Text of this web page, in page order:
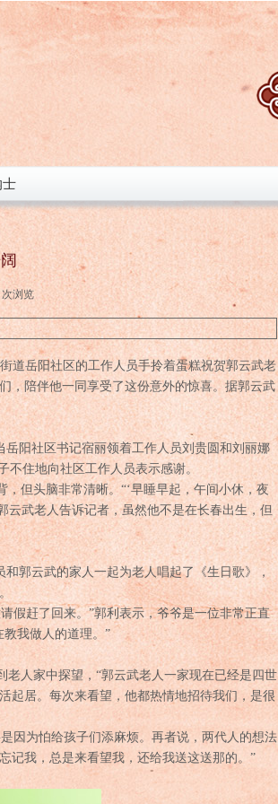
士
次浏览 |
岳阳社区的工作人员手拎着蛋糕祝贺郭云武老
，陪伴他一同享受了这份意外的惊喜。据郭云武
阳社区书记宿丽领着工作人员刘贵圆和刘丽娜
不住地向社区工作人员表示感谢。
但头脑非常清晰。“‘早睡早起，午间小休，夜
云武老人告诉记者，虽然他不是在长春出生，但
云武的家人一起为老人唱起了《生日歌》，
赶了回来。”郭利表示，爷爷是一位非常正直
我做人的道理。”
人家中探望，“郭云武老人一家现在已经是四世
起居。每次来看望，他都热情地招待我们，是很
为怕给孩子们添麻烦。再者说，两代人的想法
记我，总是来看望我，还给我送这送那的。”